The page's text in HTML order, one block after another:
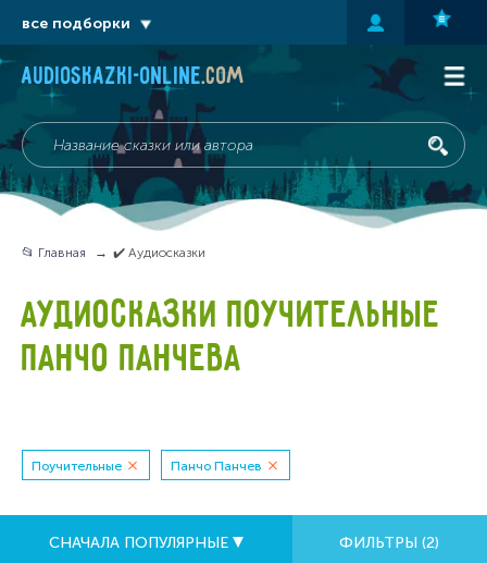
audioskazki-online.com
📂 Главная ✔️ Аудиосказки
АУДИОСКАЗКИ ПОУЧИТЕЛЬНЫЕ
ПАНЧО ПАНЧЕВА
Поучительные Панчо Панчев
СНАЧАЛА ПОПУЛЯРНЫЕ ФИЛЬТРЫ (2)
все подборки